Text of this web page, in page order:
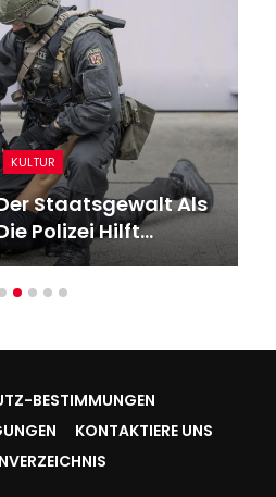
KULTUR
Staatsgewalt Als
Polizei Hilft…
BESTIMMUNGEN
KONTAKTIERE UNS